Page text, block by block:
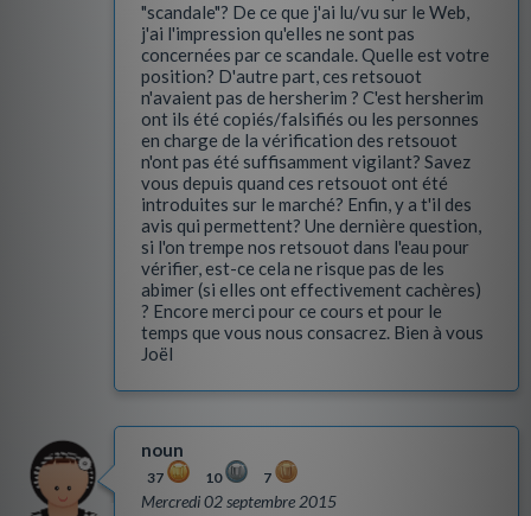
"scandale"? De ce que j'ai lu/vu sur le Web,
j'ai l'impression qu'elles ne sont pas
concernées par ce scandale. Quelle est votre
position? D'autre part, ces retsouot
n'avaient pas de hersherim ? C'est hersherim
ont ils été copiés/falsifiés ou les personnes
en charge de la vérification des retsouot
n'ont pas été suffisamment vigilant? Savez
vous depuis quand ces retsouot ont été
introduites sur le marché? Enfin, y a t'il des
avis qui permettent? Une dernière question,
si l'on trempe nos retsouot dans l'eau pour
vérifier, est-ce cela ne risque pas de les
abimer (si elles ont effectivement cachères)
? Encore merci pour ce cours et pour le
temps que vous nous consacrez. Bien à vous
Joël
noun
37 10 7
Mercredi 02 septembre 2015